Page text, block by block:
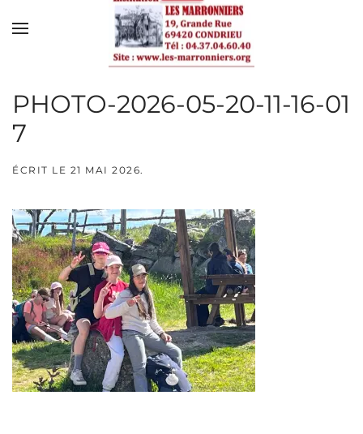
Skip to main content
PHOTO-2026-05-20-11-16-01
7
ÉCRIT LE 21 MAI 2026.